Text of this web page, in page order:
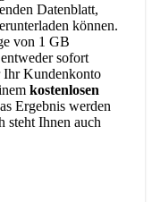
Datenblatt,
können.
von 1 GB
sofort
Ihr Kundenkonto
kostenlosen
Ergebnis werden
steht Ihnen auch